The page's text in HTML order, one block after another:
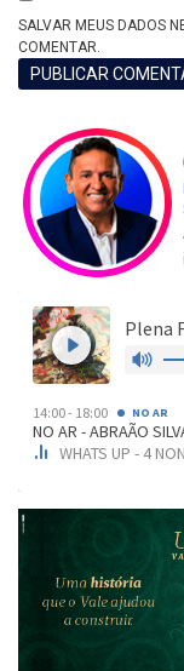
SALVAR MEUS DADOS
COMENTAR.